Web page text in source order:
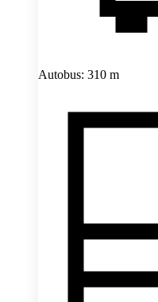
Autobus: 310 m